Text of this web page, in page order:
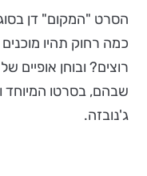
הסרט "המקום" דן
כמה רחוק תהיו
רוצים? ובוחן אופיים
שבהם, בסרטו המיוחד
ג'נובזה.